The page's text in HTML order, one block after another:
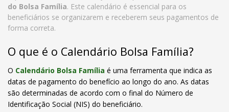
do Bolsa Família. Este calendário é essencial para os
beneficiários se organizarem e receberem seus pagamentos de
forma correta.
O que é o Calendário Bolsa Família?
O Calendário Bolsa Família é uma ferramenta que indica as
datas de pagamento do benefício ao longo do ano. As datas
são determinadas de acordo com o final do Número de
Identificação Social (NIS) do beneficiário.